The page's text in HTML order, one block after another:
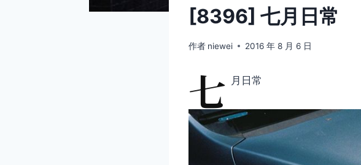
[8396] 七月日常
作者 niewei 2016 年 8 月 6 日
七 月日常